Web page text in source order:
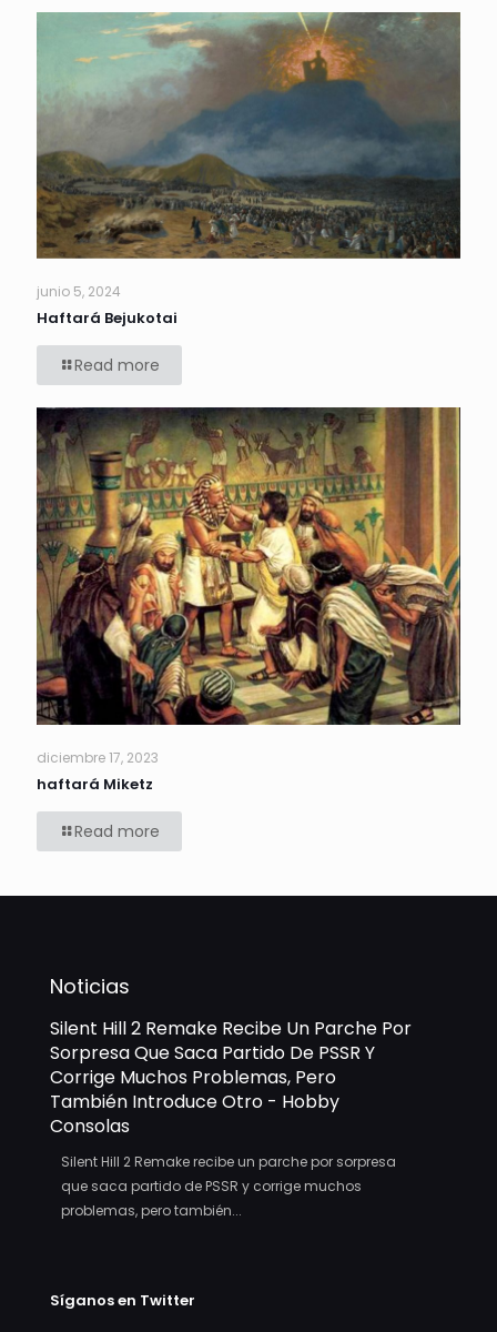
junio 5, 2024
Haftará Bejukotai
Read more
diciembre 17, 2023
haftará Miketz
Read more
Noticias
Silent Hill 2 Remake Recibe Un Parche Por
Sorpresa Que Saca Partido De PSSR Y
Corrige Muchos Problemas, Pero
También Introduce Otro - Hobby
Consolas
Silent Hill 2 Remake recibe un parche por sorpresa
que saca partido de PSSR y corrige muchos
problemas, pero también...
Síganos en Twitter